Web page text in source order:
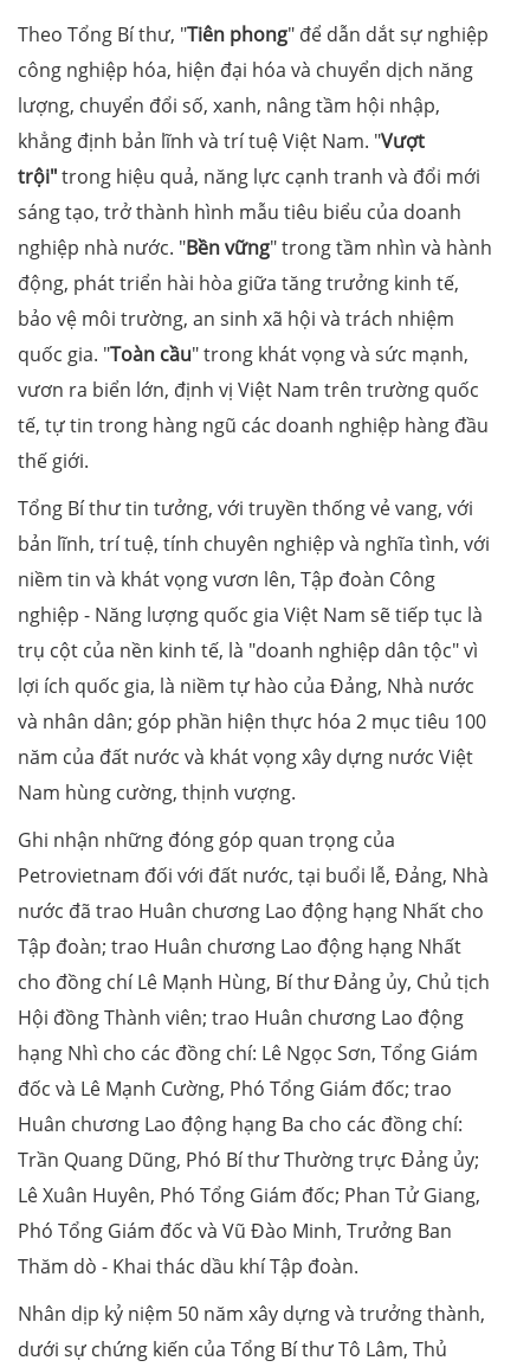
Theo Tổng Bí thư, "Tiên phong" để dẫn dắt sự nghiệp
công nghiệp hóa, hiện đại hóa và chuyển dịch năng
lượng, chuyển đổi số, xanh, nâng tầm hội nhập,
khẳng định bản lĩnh và trí tuệ Việt Nam. "Vượt
trội"trong hiệu quả, năng lực cạnh tranh và đổi mới
sáng tạo, trở thành hình mẫu tiêu biểu của doanh
nghiệp nhà nước. "Bền vững" trong tầm nhìn và hành
động, phát triển hài hòa giữa tăng trưởng kinh tế,
bảo vệ môi trường, an sinh xã hội và trách nhiệm
quốc gia. "Toàn cầu" trong khát vọng và sức mạnh,
vươn ra biển lớn, định vị Việt Nam trên trường quốc
tế, tự tin trong hàng ngũ các doanh nghiệp hàng đầu
thế giới.
Tổng Bí thư tin tưởng, với truyền thống vẻ vang, với
bản lĩnh, trí tuệ, tính chuyên nghiệp và nghĩa tình, với
niềm tin và khát vọng vươn lên, Tập đoàn Công
nghiệp - Năng lượng quốc gia Việt Nam sẽ tiếp tục là
trụ cột của nền kinh tế, là "doanh nghiệp dân tộc" vì
lợi ích quốc gia, là niềm tự hào của Đảng, Nhà nước
và nhân dân; góp phần hiện thực hóa 2 mục tiêu 100
năm của đất nước và khát vọng xây dựng nước Việt
Nam hùng cường, thịnh vượng.
Ghi nhận những đóng góp quan trọng của
Petrovietnam đối với đất nước, tại buổi lễ, Đảng, Nhà
nước đã trao Huân chương Lao động hạng Nhất cho
Tập đoàn; trao Huân chương Lao động hạng Nhất
cho đồng chí Lê Mạnh Hùng, Bí thư Đảng ủy, Chủ tịch
Hội đồng Thành viên; trao Huân chương Lao động
hạng Nhì cho các đồng chí: Lê Ngọc Sơn, Tổng Giám
đốc và Lê Mạnh Cường, Phó Tổng Giám đốc; trao
Huân chương Lao động hạng Ba cho các đồng chí:
Trần Quang Dũng, Phó Bí thư Thường trực Đảng ủy;
Lê Xuân Huyên, Phó Tổng Giám đốc; Phan Tử Giang,
Phó Tổng Giám đốc và Vũ Đào Minh, Trưởng Ban
Thăm dò - Khai thác dầu khí Tập đoàn.
Nhân dịp kỷ niệm 50 năm xây dựng và trưởng thành,
dưới sự chứng kiến của Tổng Bí thư Tô Lâm, Thủ